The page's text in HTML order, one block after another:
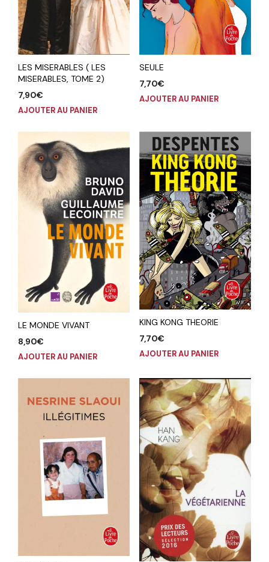
LES MISERABLES ( LES
MISERABLES, TOME 2)
7,90€
AJOUTER AU PANIER
SEULE
7,70€
AJOUTER AU PANIER
LE MONDE VIVANT
8,90€
AJOUTER AU PANIER
KING KONG THEORIE
7,70€
AJOUTER AU PANIER